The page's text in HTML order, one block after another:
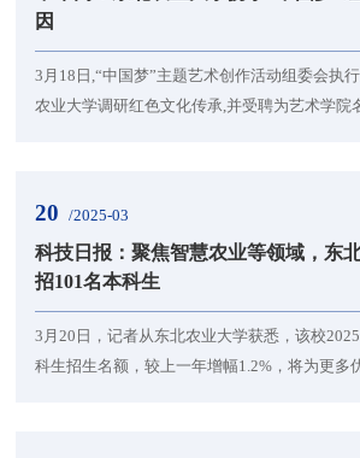
因
3月18日,“中国梦”主题艺术创作活动组委会执
农业大学调研红色文化传承,并受聘为艺术学院
者,贺杰此行重点考察学校红色教育资...
20 /2025-03
科技日报：聚焦智慧农业等领域，东
招101名本科生
3月20日，记者从东北农业大学获悉，该校
科生招生名额，较上一年增幅1.2%，将为更多